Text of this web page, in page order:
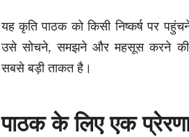
यह कृति पाठक को किसी निष्कर्ष पर
उसे सोचने, समझने और महसूस करने की
सबसे बड़ी ताकत है।
पाठक के लिए एक